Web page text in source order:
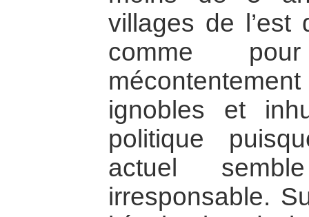
villages de l’est
comme
ignobles et
politique
actuel
irresponsable.